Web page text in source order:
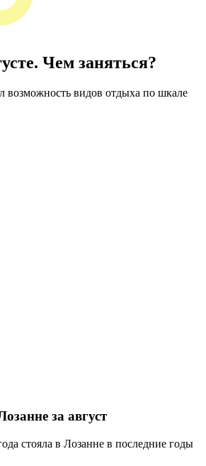
Чем заняться?
возможность видов отдыха по шкале
за август
стояла в Лозанне в последние годы